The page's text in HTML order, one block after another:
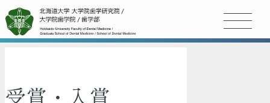
受賞・入賞